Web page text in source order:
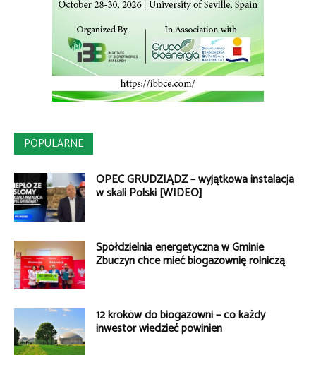
POPULARNE
OPEC GRUDZIĄDZ – wyjątkowa instalacja
w skali Polski [WIDEO]
Spółdzielnia energetyczna w Gminie
Zbuczyn chce mieć biogazownię rolniczą
12 kroków do biogazowni – co każdy
inwestor wiedzieć powinien